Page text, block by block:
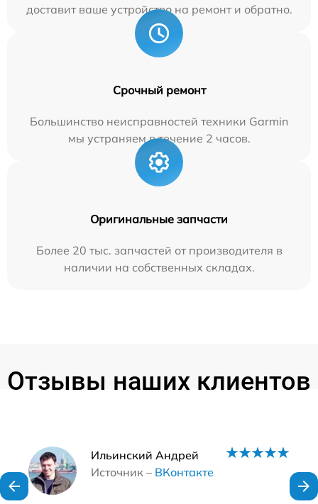
доставит ваше устройство на ремонт и обратно.
Срочный ремонт
Большинство неисправностей техники Garmin
мы устраняем в течение 2 часов.
Оригинальные запчасти
Более 20 тыс. запчастей от производителя в
наличии на собственных складах.
Отзывы наших клиентов
Ильинский Андрей
Источник – ВКонтакте
Наши мастера